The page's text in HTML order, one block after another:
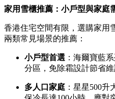
家用雪櫃推薦：小戶型與家庭
香港住宅空間有限，選購家用
兩類常見場景的推薦：
小戶型首選 ：海爾寶藍
分區，免除霜設計節省維
多人口家庭 ：星星500